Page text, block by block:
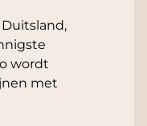
wordt
met